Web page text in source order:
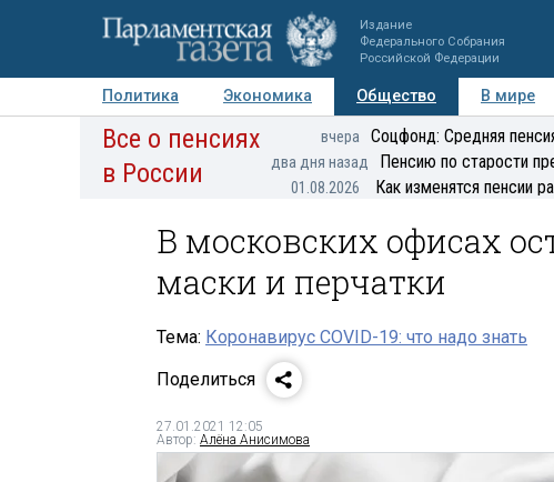
Издание
Федерального Собрания
Российской Федерации
Политика Экономика Общество В мире
Авторы Персоны Мнения Регионы
Все о пенсиях
в России
вчера Соцфонд: Средняя
два дня назад Пенсию по старости
01.08.2026 Как изменятся пенсии
В московских офисах
маски и перчатки
Тема: Коронавирус COVID-19: что надо знать
Поделиться
27.01.2021 12:05
Автор: Алёна Анисимова